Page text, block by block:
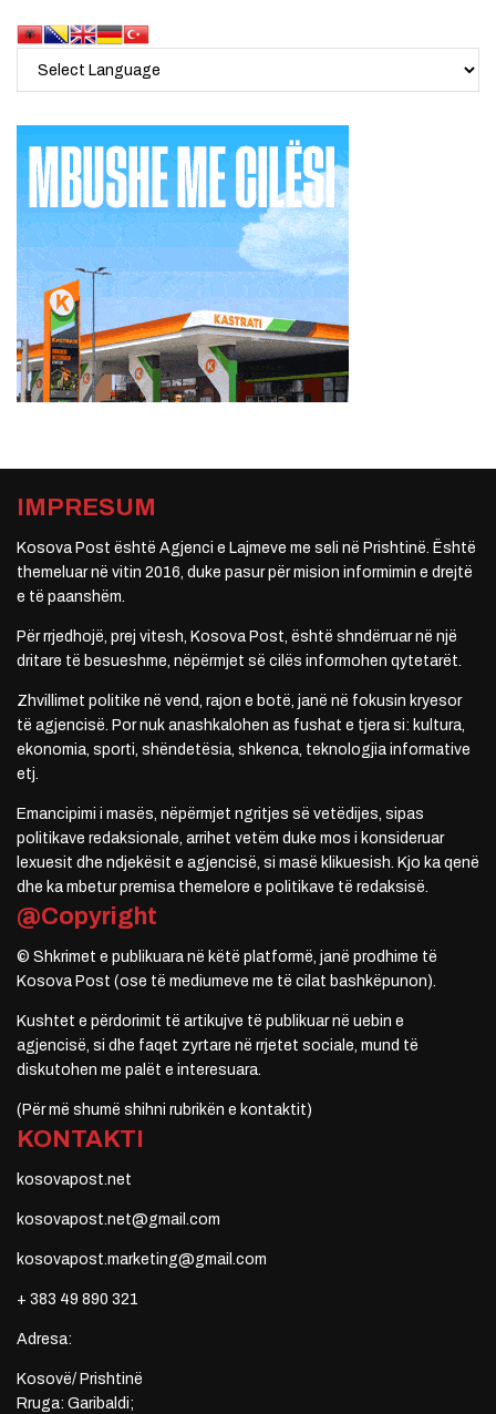
IMPRESUM
Kosova Post është Agjenci e Lajmeve me seli në Prishtinë. Është
themeluar në vitin 2016, duke pasur për mision informimin e drejtë
e të paanshëm.
Për rrjedhojë, prej vitesh, Kosova Post, është shndërruar në një
dritare të besueshme, nëpërmjet së cilës informohen qytetarët.
Zhvillimet politike në vend, rajon e botë, janë në fokusin kryesor
të agjencisë. Por nuk anashkalohen as fushat e tjera si: kultura,
ekonomia, sporti, shëndetësia, shkenca, teknologjia informative
etj.
Emancipimi i masës, nëpërmjet ngritjes së vetëdijes, sipas
politikave redaksionale, arrihet vetëm duke mos i konsideruar
lexuesit dhe ndjekësit e agjencisë, si masë klikuesish. Kjo ka qenë
dhe ka mbetur premisa themelore e politikave të redaksisë.
@Copyright
© Shkrimet e publikuara në këtë platformë, janë prodhime të
Kosova Post (ose të mediumeve me të cilat bashkëpunon).
Kushtet e përdorimit të artikujve të publikuar në uebin e
agjencisë, si dhe faqet zyrtare në rrjetet sociale, mund të
diskutohen me palët e interesuara.
(Për më shumë shihni rubrikën e kontaktit)
KONTAKTI
kosovapost.net
kosovapost.net@gmail.com
kosovapost.marketing@gmail.com
+ 383 49 890 321
Adresa:
Kosovë/ Prishtinë
Rruga: Garibaldi;